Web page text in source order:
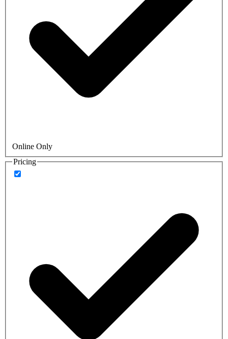
Online Only
Pricing